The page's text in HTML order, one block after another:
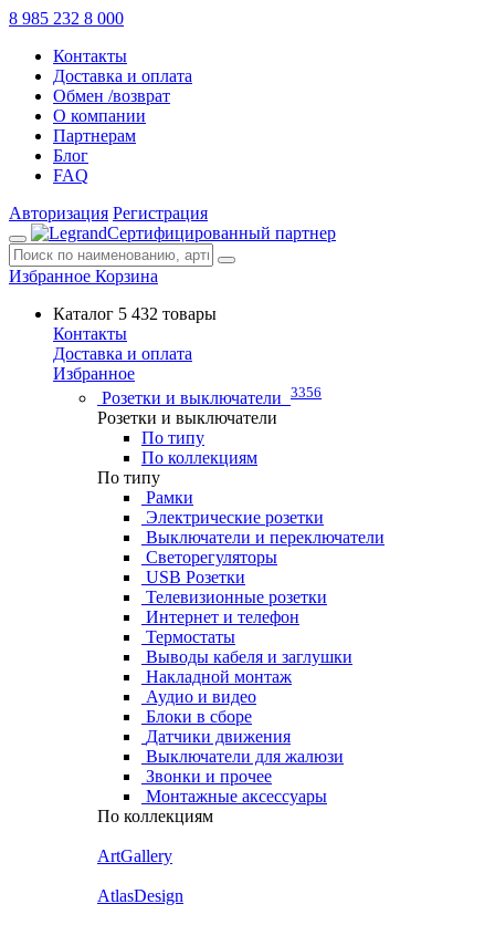
8 985 232 8 000
Контакты
Доставка и оплата
Обмен /возврат
О компании
Партнерам
Блог
FAQ
Авторизация Регистрация
Сертифицированный партнер
Избранное Корзина
Каталог 5 432 товары
Контакты
Доставка и оплата
Избранное
Розетки и выключатели 3356
Розетки и выключатели
По типу
По коллекциям
По типу
Рамки
Электрические розетки
Выключатели и переключатели
Светорегуляторы
USB Розетки
Телевизионные розетки
Интернет и телефон
Термостаты
Выводы кабеля и заглушки
Накладной монтаж
Аудио и видео
Блоки в сборе
Датчики движения
Выключатели для жалюзи
Звонки и прочее
Монтажные аксессуары
По коллекциям
ArtGallery
AtlasDesign